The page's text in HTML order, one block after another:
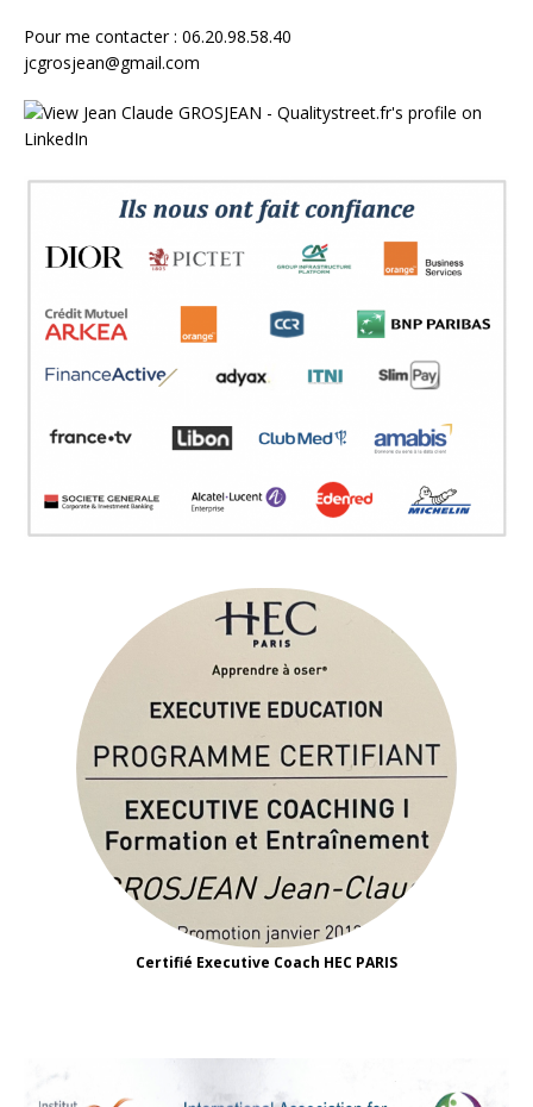
Pour me contacter : 06.20.98.58.40
jcgrosjean@gmail.com
Certifié Executive Coach HEC PARIS